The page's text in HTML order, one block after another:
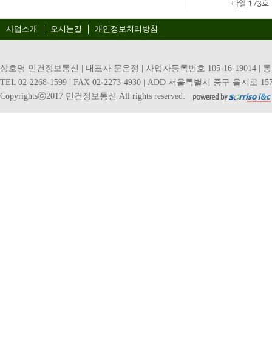
사업소개 오시는길 개인정보처리방침
상호명 민건정보통신 | 대표자 문은정 | 사업자등록번호 105-16-19014 |
TEL 02-2268-1599 | FAX 02-2273-4930 | ADD 서울특별시 중구 을지로
Copyrightsⓒ2017 민건정보통신 All rights reserved.